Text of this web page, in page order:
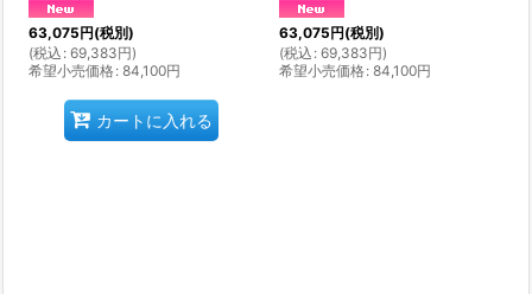
63,075円(税別)
(税込 : 69,383円)
希望小売価格: 84,100円
カートに入れる
63,075円(税別)
(税込 : 69,383円)
希望小売価格: 84,100円